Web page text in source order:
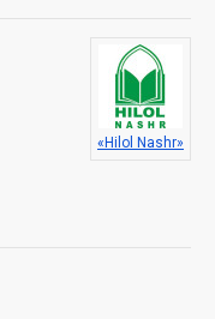
«Hilol Nashr»